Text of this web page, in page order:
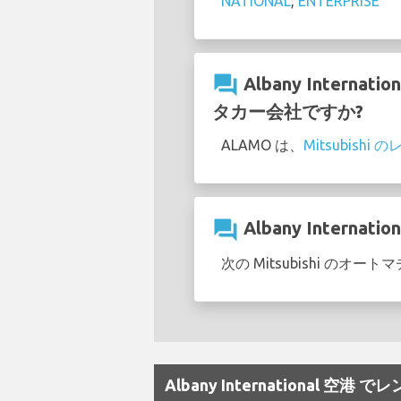
question_answer Albany
タカー会社ですか?
ALAMO は、 Mitsubishi の
question_answer Albany
次の Mitsubishi のオート
Albany International 空港 でレ